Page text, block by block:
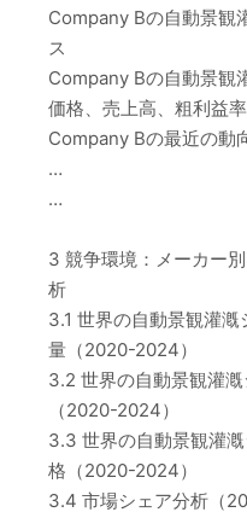
Company Bの自動景観
ス
Company Bの自動景観
価格、売上高、粗利益
Company Bの最近の動
…
…
3 競争環境：メーカー
析
3.1 世界の自動景観灌
量（2020-2024）
3.2 世界の自動景観灌
（2020-2024）
3.3 世界の自動景観灌
格（2020-2024）
3.4 市場シェア分析（